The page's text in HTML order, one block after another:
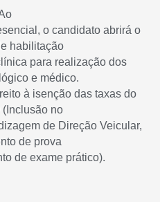
o candidato abrirá o
habilitação
para realização dos
e médico.
à isenção das taxas do
(Inclusão no
de Direção Veicular,
de prova
de exame prático).